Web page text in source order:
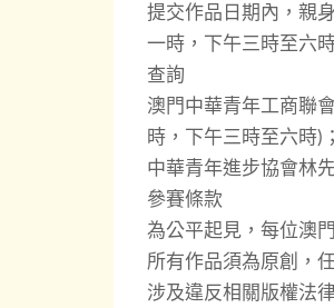
提交作品日期內，親
一時，下午三時至六時
查詢
澳門中華青年工商聯
時，下午三時至六時)；
中華青年進步協會林
參賽條款
為公平起見，每位澳
所有作品須為原創，
涉及違反相關版權法